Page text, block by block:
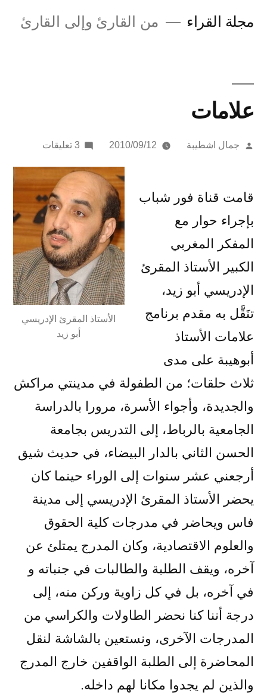
مجلة القراء من القارئ وإلى القارئ
علامات
تمّ
جمال اشطيبة 2010/09/12 3 تعليقات
الأستاذ المقرئ الإدريسي
أبو زيد
قامت قناة فور شباب
بإجراء حوار مع
المفكر المغربي
الكبير الأستاذ المقرئ
الإدريسي أبو زيد،
تنَقَّل به مقدم برنامج
علامات الأستاذ
أبوهيبة على مدى
ثلاث حلقات؛ من الطفولة في مدينتي مراكش
والجديدة، وأجواء الأسرة، مرورا بالدراسة
الجامعية بالرباط، إلى التدريس بجامعة
الحسن الثاني بالدار البيضاء، في حديث شيق
أرجعني عشر سنوات إلى الوراء حينما كان
يحضر الأستاذ المقرئ الإدريسي إلى مدينة
فاس ويحاضر في مدرجات كلية الحقوق
والعلوم الاقتصادية، وكان المدرج يمتلئ عن
آخره، ويقف الطلبة والطالبات في جنباته و
في آخره، بل في كل زاوية وركن منه، إلى
درجة أننا كنا نحضر الطاولات والكراسي من
المدرجات الآخرى، ونستعين بالشاشة لنقل
المحاضرة إلى الطلبة الواقفين خارج المدرج
والذين لم يجدوا مكانا لهم داخله.